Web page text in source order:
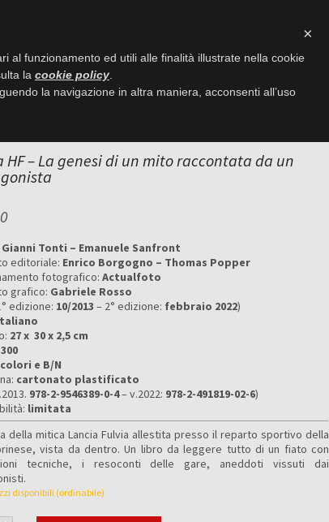
CONTATTI
HF – La genesi di un mito raccontata da un
Gianni Tonti – Emanuele Sanfront
editoriale: Enrico Borgogno – Thomas Popper
fotografico: Actualfoto
grafico: Gabriele Rosso
edizione: 10/2013 – 2° edizione: febbraio 2022)
27 x 30 x 2,5 cm
300
e B/N
cartonato plastificato
. 978-2-9546389-0-4– v.2022: 978-2-491819-02-6)
limitata
della mitica Lancia Fulvia allestita presso il reparto sportivo della
vista da dentro. Un libro da leggere tutto di un fiato con
tecniche, i resoconti delle gare, aneddoti vissuti dai
disponibili (ordinabile)
×
al funzionamento ed utili alle finalità illustrate nella cookie
la cookie policy
la navigazione in altra maniera, acconsenti all’uso